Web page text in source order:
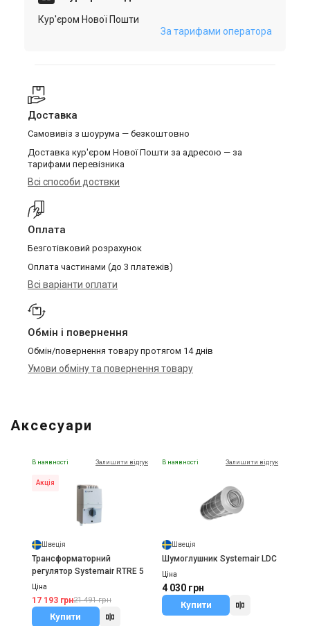
Кур'єром Нової Пошти
За тарифами оператора
Доставка
Самовивіз з шоурума — безкоштовно
Доставка кур'єром Нової Пошти за адресою — за
тарифами перевізника
Всі способи доствки
Оплата
Безготівковий розрахунок
Оплата частинами (до 3 платежів)
Всі варіанти оплати
Обмін і повернення
Обмін/повернення товару протягом 14 днів
Умови обміну та повернення товару
Аксесуари
В наявності Залишити відгук
Акція
Швеція
Трансформаторний
регулятор Systemair RTRE 5
Ціна
17 193 грн21 491 грн
Купити
В наявності Залишити відгук
Швеція
Шумоглушник Systemair LDC
Ціна
4 030 грн
Купити